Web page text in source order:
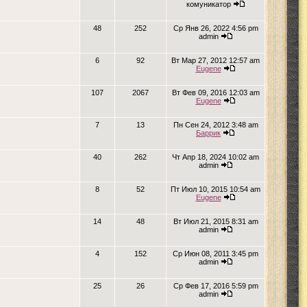
комуникатор
48 252
Ср Янв 26, 2022 4:56 pm
admin
6 92
Вт Мар 27, 2012 12:57 am
Eugene
107 2067
Вт Фев 09, 2016 12:03 am
Eugene
7 13
Пн Сен 24, 2012 3:48 am
Баррик
40 262
Чт Апр 18, 2024 10:02 am
admin
8 52
Пт Июл 10, 2015 10:54 am
Eugene
14 48
Вт Июл 21, 2015 8:31 am
admin
4 152
Ср Июн 08, 2011 3:45 pm
admin
25 26
Ср Фев 17, 2016 5:59 pm
admin